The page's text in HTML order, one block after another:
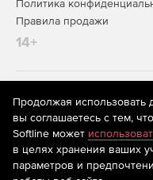
Политика
Правила продажи
14+
На информационном
рекомендательные
предоставления
систематизации и
предпочтениям
находящихся на
Продолжая использовать
вы соглашаетесь с тем,
Softline может
в целях хранения ваших
параметров и